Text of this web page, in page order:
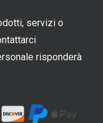
servizi o
risponderà